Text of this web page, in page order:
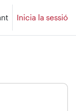
Inicia la sessió